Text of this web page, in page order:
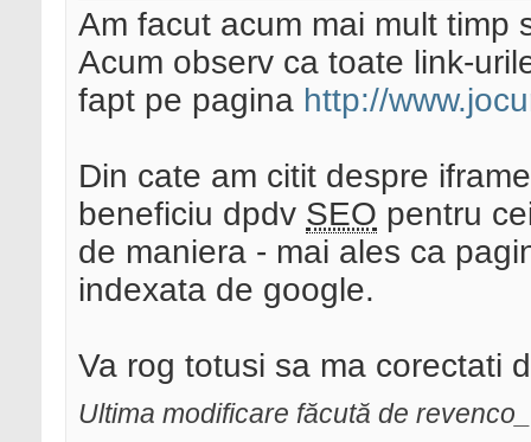
Am facut acum mai mult timp
Acum observ ca toate link-
fapt pe pagina http://
Din cate am citit despre
beneficiu dpdv SEO pentru
de maniera - mai ales ca
indexata de google.
Va rog totusi sa ma corectati
Ultima modificare făcută de